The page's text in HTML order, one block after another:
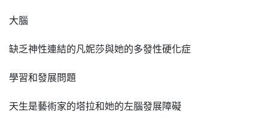
大腦
缺乏神性連結的凡妮莎與她的多發性硬化症
學習和發展問題
天生是藝術家的塔拉和她的左腦發展障礙